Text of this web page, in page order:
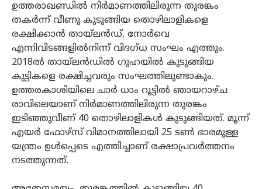
ഉത്തരാഖണ്ഡിൽ നിർമാണത്തിലിരുന്ന തുരങ്കം
തകർന്ന് വീണു കുടുങ്ങിയ തൊഴിലാളികളെ
രക്ഷിക്കാൻ തായ്‌ലൻഡ്, നോർവെ
എന്നിവിടങ്ങളിൽനിന്ന് വിദഗ്ധ സംഘം എത്തും.
2018ൽ തായ്‌ലൻഡിൽ ഗുഹയിൽ കുടുങ്ങിയ
കുട്ടികളെ രക്ഷിച്ചവരും സംഘത്തിലുണ്ടാകും.
ഉത്തരകാശിയിലെ ചാർ ധാം റൂട്ടിൽ ഞായറാഴ്ച
രാവിലെയാണ് നിർമാണത്തിലിരുന്ന തുരങ്കം
ഇടിഞ്ഞുവീണ് 40 തൊഴിലാളികൾ കുടുങ്ങിയത്. മൂന്ന്
എയർ ഫോഴ്സ് വിമാനത്തിലായി 25 ടൺ ഭാരമുള്ള
യന്ത്രം ഉൾപ്പെടെ എത്തിച്ചാണ് രക്ഷാപ്രവർത്തനം
നടത്തുന്നത്.